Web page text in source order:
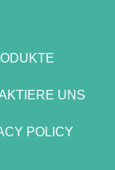
UNS
POLICY